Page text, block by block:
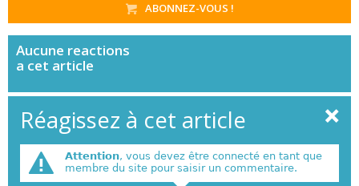
ABONNEZ-VOUS !
Aucune reactions
a cet article
Réagissez à cet article
Attention, vous devez être connecté en tant que
membre du site pour saisir un commentaire.